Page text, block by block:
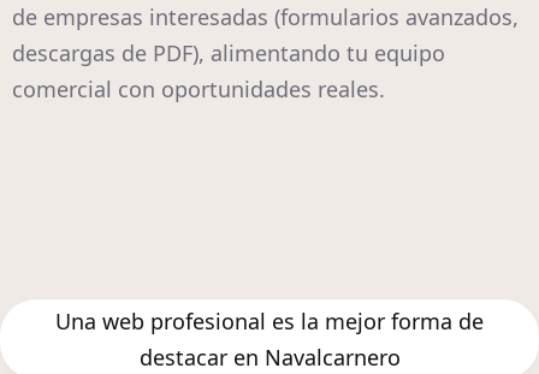
de empresas interesadas (formularios avanzados,
descargas de PDF), alimentando tu equipo
comercial con oportunidades reales.
Una web profesional es la mejor forma de
destacar en Navalcarnero